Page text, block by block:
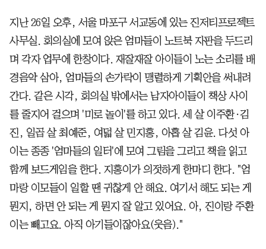
지난 26일 오후, 서울 마포구 서교동에 있는 진저티프로젝트
사무실. 회의실에 모여 앉은 엄마들이 노트북 자판을 두드리
며 각자 업무에 한창이다. 재잘재잘 아이들이 노는 소리를 배
경음악 삼아, 엄마들의 손가락이 맹렬하게 기획안을 써내려
간다. 같은 시각, 회의실 밖에서는 남자아이들이 책상 사이
를 줄지어 걸으며 '미로 놀이'를 하고 있다. 세 살 이주환·김
진, 일곱 살 최예준, 여덟 살 민지홍, 아홉 살 김윤. 다섯 아
이는 종종 '엄마들의 일터'에 모여 그림을 그리고 책을 읽고
함께 보드게임을 한다. 지홍이가 의젓하게 한마디 한다. "엄
마랑 이모들이 일할 땐 귀찮게 안 해요. 여기서 해도 되는 게
뭔지, 하면 안 되는 게 뭔지 잘 알고 있어요. 아, 진이랑 주환
이는 빼고요. 아직 아기들이잖아요(웃음)."